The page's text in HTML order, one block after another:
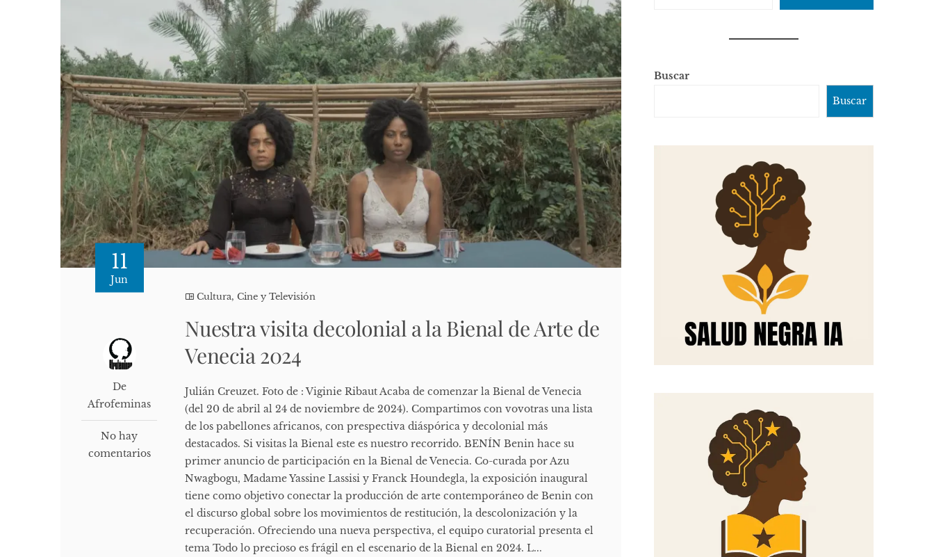
11
Jun
De
Afrofeminas
No hay
comentarios
Cultura, Cine y Televisión
Nuestra visita decolonial a la Bienal de Arte de
Venecia 2024
Julián Creuzet. Foto de : Viginie Ribaut Acaba de comenzar la Bienal de Venecia
(del 20 de abril al 24 de noviembre de 2024). Compartimos con vovotras una lista
de los pabellones africanos, con prespectiva diáspórica y decolonial más
destacados. Si visitas la Bienal este es nuestro recorrido. BENÍN Benin hace su
primer anuncio de participación en la Bienal de Venecia. Co-curada por Azu
Nwagbogu, Madame Yassine Lassisi y Franck Houndegla, la exposición inaugural
tiene como objetivo conectar la producción de arte contemporáneo de Benin con
el discurso global sobre los movimientos de restitución, la descolonización y la
recuperación. Ofreciendo una nueva perspectiva, el equipo curatorial presenta el
tema Todo lo precioso es frágil en el escenario de la Bienal en 2024. L...
Buscar
Buscar